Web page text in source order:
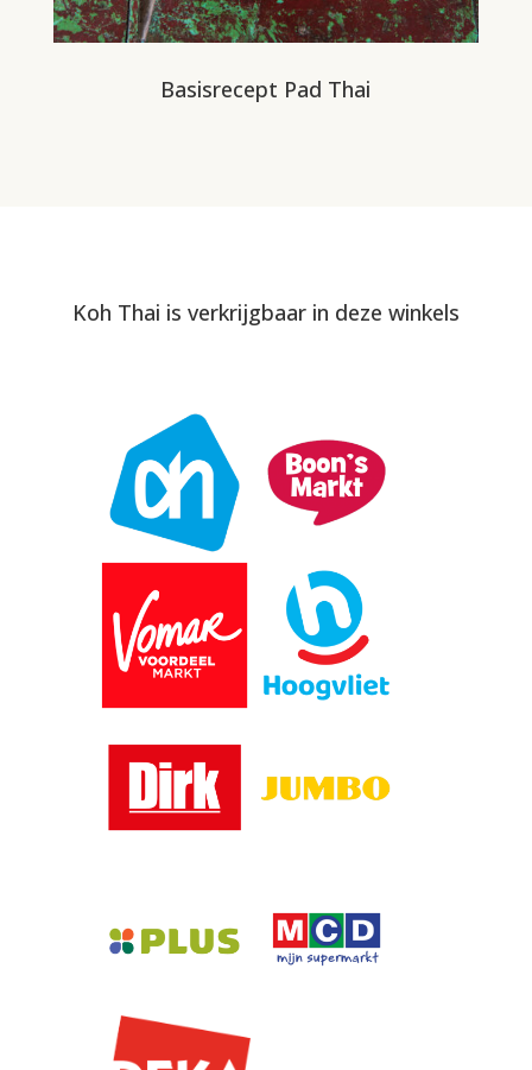
Basisrecept Pad Thai
Koh Thai is verkrijgbaar in deze winkels